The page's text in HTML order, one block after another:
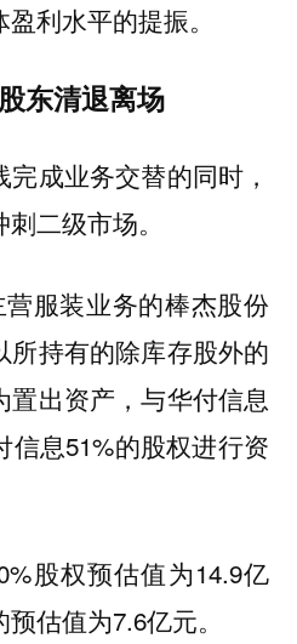
利水平的提振。
东清退离场
成业务交替的同时，
二级市场。
服装业务的棒杰股份
所持有的除库存股外的
出资产，与华付信息
信息51%的股权进行资
股权预估值为14.9亿
估值为7.6亿元。